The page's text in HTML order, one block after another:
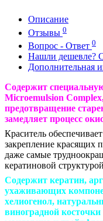
Описание
Отзывы 0
Вопрос - Ответ 0
Нашли дешевле?
Дополнительная
Cодержит
Microemulsion
предотвращение
замедляет процесс
Краситель
закрепление красящих
даже самые
кератиновой
Содержит кератин,
ухаживающих
хелиогенол,
виноградной